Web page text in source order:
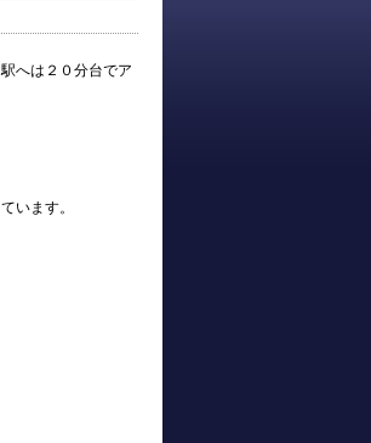
へは２０分台でア
います。